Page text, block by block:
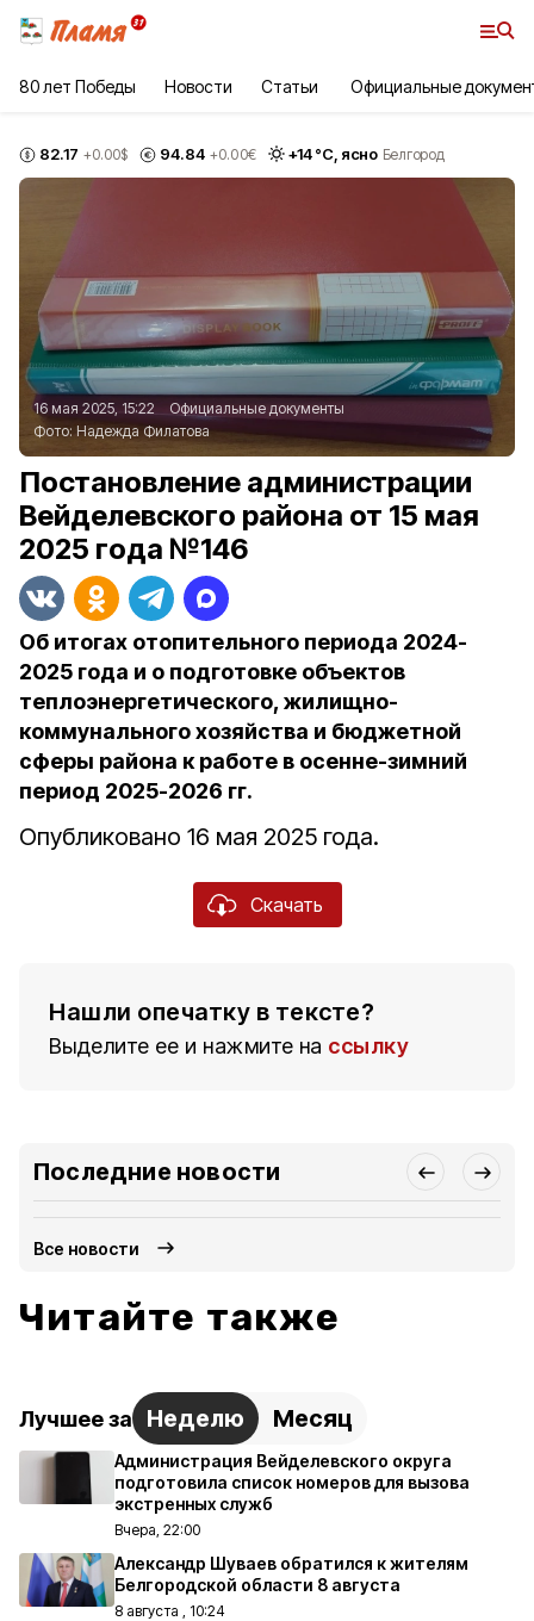
80 лет Победы Новости Статьи Официальные
82.17 +0.00$ 94.84 +0.00€ +14°С, ясно Белгород
16 мая 2025, 15:22
Официальные документы
Фото:Надежда Филатова
Постановление администрации
Вейделевского района от 15 мая
2025 года №146
Об итогах отопительного периода 2024-
2025 года и о подготовке объектов
теплоэнергетического, жилищно-
коммунального хозяйства и бюджетной
сферы района к работе в осенне-зимний
период 2025-2026 гг.
Опубликовано 16 мая 2025 года.
Скачать
Нашли опечатку в тексте?
Выделите ее и нажмите на ссылку
Последние новости
Все новости
Читайте также
Лучшее за Неделю Месяц
Администрация Вейделевского округа
подготовила список номеров для вызова
экстренных служб
Вчера, 22:00
Александр Шуваев обратился к жителям
Белгородской области 8 августа
8 августа , 10:24